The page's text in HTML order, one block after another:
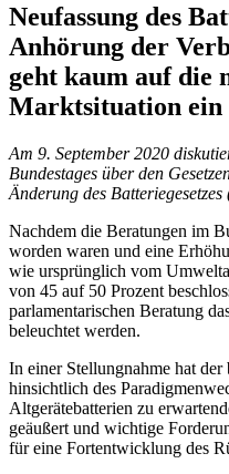
Neufassung des
Anhörung der
geht kaum auf die
Marktsituation ein
Am 9. September 2020
Bundestages über den
Änderung des Batteriegesetzes
Nachdem die Beratungen im
worden waren und eine
wie ursprünglich vom
von 45 auf 50 Prozent
parlamentarischen Beratung
beleuchtet werden.
In einer Stellungnahme hat der
hinsichtlich des
Altgerätebatterien zu
geäußert und wichtige
für eine Fortentwicklung des